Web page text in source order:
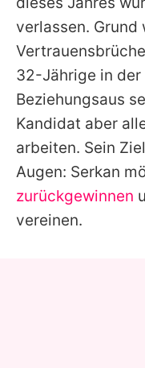
verlassen. Grund
32-Jährige in der
Beziehungsaus
Kandidat aber
arbeiten. Sein
Augen: Serkan
zurückgewinnen
vereinen.